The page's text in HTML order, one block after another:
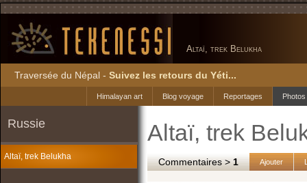
Altaï, trek Belukha
Traversée du Népal - Suivez les retours du Yéti...
Photos
Reportages
Blog voyage
Himalayan art
Russie
Altaï, trek Belukha
Altaï, trek
Commentaires >1 Ajouter